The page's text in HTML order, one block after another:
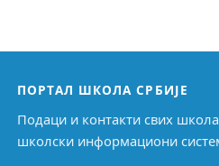
ПОРТАЛ ШКОЛА СРБИЈЕ
Подаци и контакти свих
школски информациони